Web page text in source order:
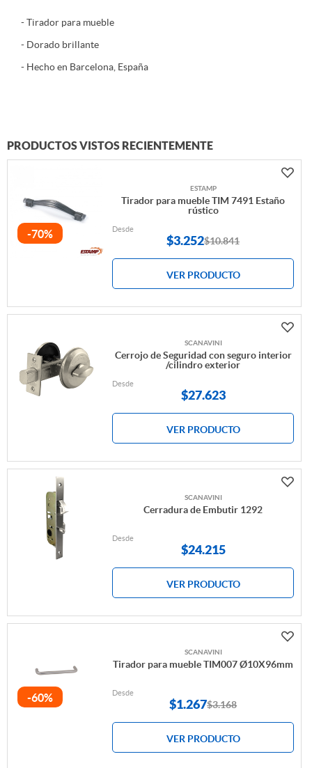
- Tirador para mueble
- Dorado brillante
- Hecho en Barcelona, España
PRODUCTOS VISTOS RECIENTEMENTE
-70%
ESTAMP
Tirador para mueble TIM 7491 Estaño
rústico
Desde
$3.252$10.841
VER PRODUCTO
SCANAVINI
Cerrojo de Seguridad con seguro interior
/cilindro exterior
Desde
$27.623
VER PRODUCTO
SCANAVINI
Cerradura de Embutir 1292
Desde
$24.215
VER PRODUCTO
-60%
SCANAVINI
Tirador para mueble TIM007 Ø10X96mm
Desde
$1.267$3.168
VER PRODUCTO